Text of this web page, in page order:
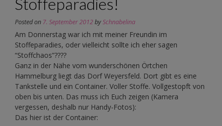
Posted on 7. September 2012bySchnabelina
Am Donnerstag war ich mit meiner Freundin im
Stoffeparadies, oder vielleicht sollte ich eher sagen
“Stoffchaos”????
Ganz in der Nähe vom wunderschönen Örtchen
Hammelburg liegt das Dorf Weyersfeld. Dort gibt es eine
Tankstelle und ein Container. Voller Stoffe. Vollgestopft von
oben bis unten. Das muss ich Euch zeigen (Kamera
vergessen, deshalb nur Handy-Fotos):
Das hier ist der Container: